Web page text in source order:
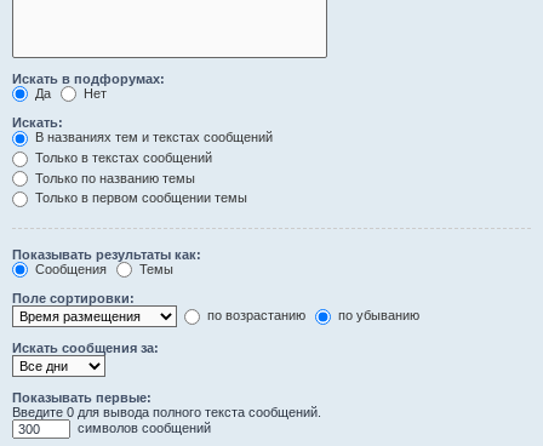
Искать в подфорумах:
Да
Нет
Искать:
В названиях тем и текстах сообщений
Только в текстах сообщений
Только по названию темы
Только в первом сообщении темы
Показывать результаты как:
Сообщения
Темы
Поле сортировки:
по возрастанию
по убыванию
Искать сообщения за:
Показывать первые:
Введите 0 для вывода полного текста сообщений.
символов сообщений